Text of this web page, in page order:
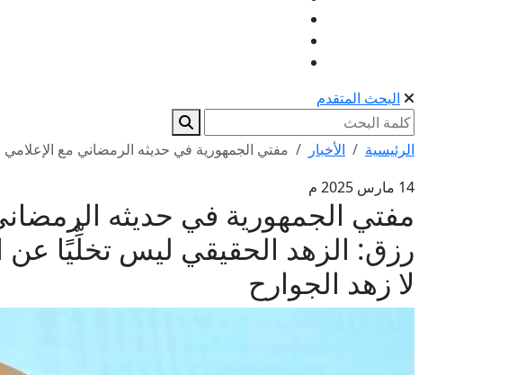
البحث المتقدم
الرئيسية الأخبار
مفتي الجمهورية في حديثه الرمضاني مع
14 مارس 2025 م
مفتي الجمهورية في حديثه
رزق: الزهد الحقيقي ليس تخلِّيًا عن
لا زهد الجوارح